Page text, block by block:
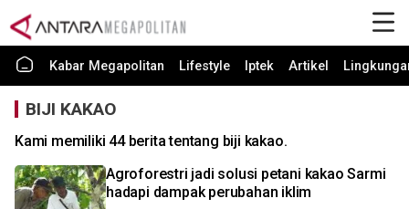
Kabar Megapolitan Lifestyle Iptek Artikel
BIJI KAKAO
Kami memiliki 44 berita tentang biji kakao.
Agroforestri jadi solusi petani kakao Sarmi
hadapi dampak perubahan iklim